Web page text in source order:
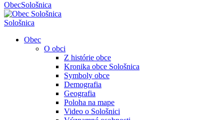
ObecSološnica
Sološnica
Obec
O obci
Z histórie obce
Kronika obce Sološnica
Symboly obce
Demografia
Geografia
Poloha na mape
Video o Sološnici